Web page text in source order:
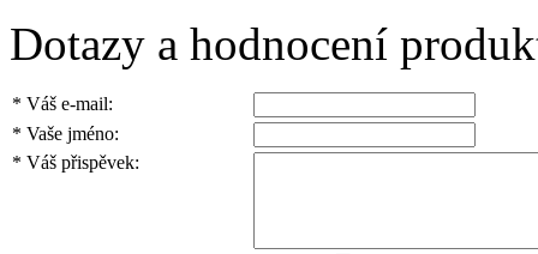
Dotazy a hodnocení
* Váš e-mail:
* Vaše jméno:
* Váš přispěvek: